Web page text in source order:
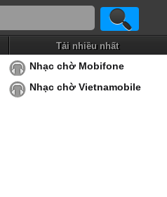
Tải nhiều nhất
Nhạc chờ Mobifone
Nhạc chờ Vietnamobile